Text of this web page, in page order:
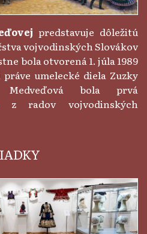
predstavuje dôležitú
vojvodinských Slovákov
bola otvorená 1. júla 1989
umelecké diela Zuzky
Medveďová bola prvá
z radov vojvodinských